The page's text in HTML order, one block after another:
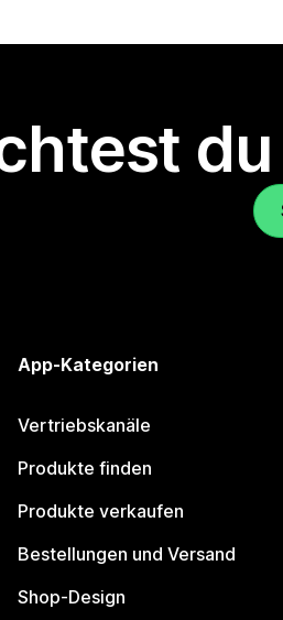
App-Kategorien
Vertriebskanäle
Produkte finden
Produkte verkaufen
Bestellungen und Versand
Shop-Design